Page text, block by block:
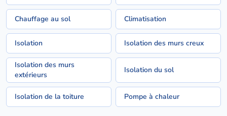
Chauffage au sol Climatisation
Isolation Isolation des murs creux
Isolation des murs
extérieurs
Isolation du sol
Isolation de la toiture Pompe à chaleur